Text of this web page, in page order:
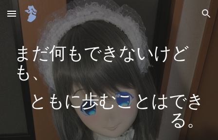
Skip to main content Skip to navigation
まだ何もできないけど
も、
ともに歩むことはでき
る。